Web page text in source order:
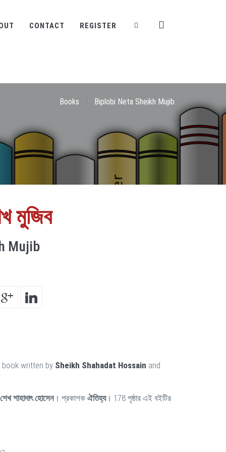
CONTACT REGISTER
Books Biplobi Neta Sheikh Mujib
মুজিব
Mujib
written by Sheikh Shahadat Hossain and
শেখ শাহাদাৎ হোসেন। প্রকাশক ঐতিহ্য। 178 পৃষ্ঠার এই বইটির